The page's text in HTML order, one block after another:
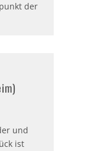
der
und
ist